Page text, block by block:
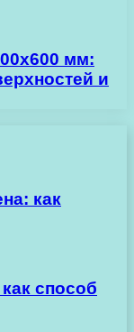
мм:
и
как
способ